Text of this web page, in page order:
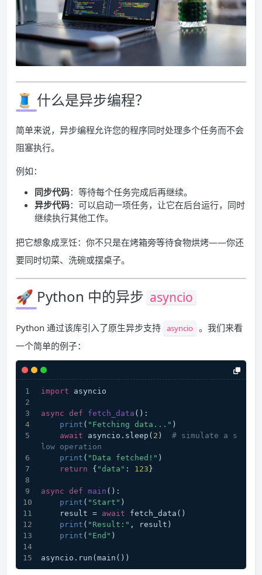
🧵 什么是异步编程？
简单来说，异步编程允许您的程序同时处理多个任务而不会
阻塞执行。
例如：
同步代码：等待每个任务完成后再继续。
异步代码：可以启动一项任务，让它在后台运行，同时
继续执行其他工作。
把它想象成烹饪：你不只是在烤箱旁等待食物烘烤——你还
要同时切菜、洗碗或摆桌子。
🚀 Python 中的异步 asyncio
Python 通过该库引入了原生异步支持 asyncio 。我们来看
一个简单的例子：
import asyncio
async def fetch_data ():
print ( "Fetching data..." )
await asyncio.sleep( 2 ) # simulate a s
low operation
print ( "Data fetched!" )
return { "data" : 123 }
async def main ():
print ( "Start" )
    result =
await fetch_data()
print ( "Result:" , result)
print ( "End" )
asyncio.run(main())